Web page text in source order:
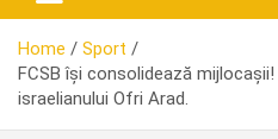
Home
Sport
FCSB își consolidează
israelianului Ofri Arad.